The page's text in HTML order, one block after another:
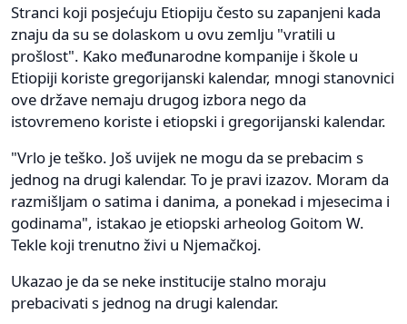
Stranci koji posjećuju Etiopiju često su zapanjeni kada
znaju da su se dolaskom u ovu zemlju "vratili u
prošlost". Kako međunarodne kompanije i škole u
Etiopiji koriste gregorijanski kalendar, mnogi stanovnici
ove države nemaju drugog izbora nego da
istovremeno koriste i etiopski i gregorijanski kalendar.
"Vrlo je teško. Još uvijek ne mogu da se prebacim s
jednog na drugi kalendar. To je pravi izazov. Moram da
razmišljam o satima i danima, a ponekad i mjesecima i
godinama", istakao je etiopski arheolog Goitom W.
Tekle koji trenutno živi u Njemačkoj.
Ukazao je da se neke institucije stalno moraju
prebacivati s jednog na drugi kalendar.